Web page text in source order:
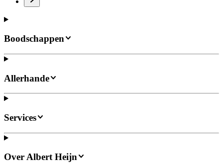
Boodschappen
Allerhande
Services
Over Albert Heijn